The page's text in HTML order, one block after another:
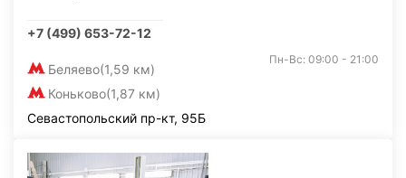
+7 (499) 653-72-12
Беляево(1,59 км)
Коньково(1,87 км)
Пн-Вс: 09:00 - 21:00
Севастопольский пр-кт, 95Б